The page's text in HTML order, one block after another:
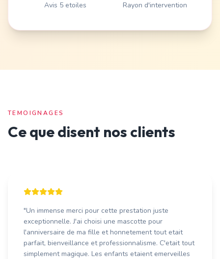
Avis 5 etoiles Rayon d'intervention
TEMOIGNAGES
Ce que disent nos clients
"Un immense merci pour cette prestation juste
exceptionnelle. J'ai choisi une mascotte pour
l'anniversaire de ma fille et honnetement tout etait
parfait, bienveillance et professionnalisme. C'etait tout
simplement magique. Les enfants etaient emerveilles